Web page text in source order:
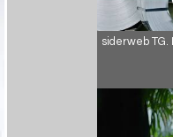
siderweb TG.